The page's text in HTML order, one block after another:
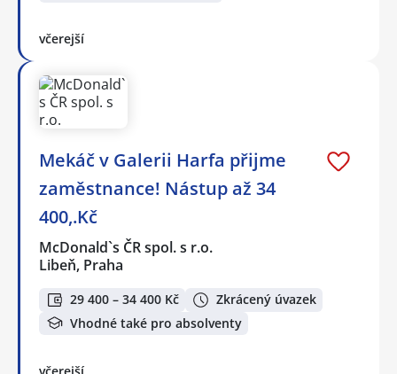
včerejší
Mekáč v Galerii Harfa přijme
zaměstnance! Nástup až 34
400,.Kč
McDonald`s ČR spol. s r.o.
Libeň, Praha
29 400 – 34 400 Kč
Zkrácený úvazek
Vhodné také pro absolventy